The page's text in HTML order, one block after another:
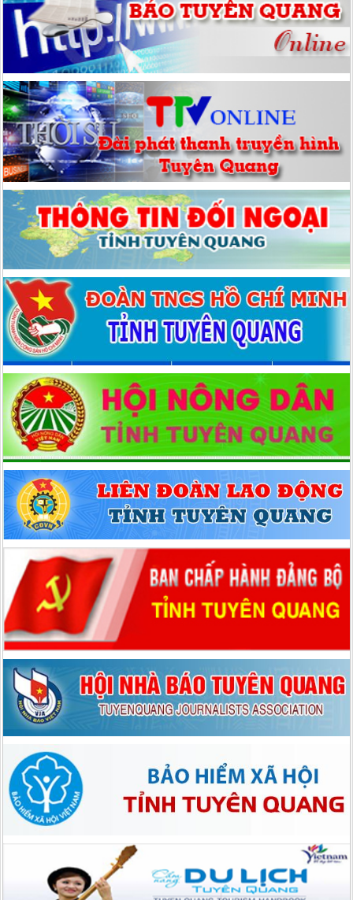
Hướng dẫn số: 06/HD-MTTQ-BTT ngày 10/09/2025 của Uỷ ban
MTTQ tỉnh Tuyên Quang Hướng dẫn tổ chức Đại hội đại biểu Mặt
trận Tổ quốc Việt Nam cấp xã, nhiệm kỳ 2025 - 2030
Kế hoạch số: 12/KH-MTTQ-BTT ngày 10/09/2025 của Uỷ ban
MTTQ tỉnh Tuyên Quang Kế hoạch Tổ chức Đại hội đại biểu Mặt
trận Tổ quốc Việt Nam cấp xã, cấp tỉnh nhiệm kỳ 2025 - 2030